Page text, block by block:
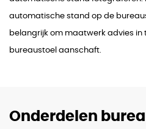
automatische stand op de
belangrijk om maatwerk advies in
bureaustoel aanschaft.
Onderdelen